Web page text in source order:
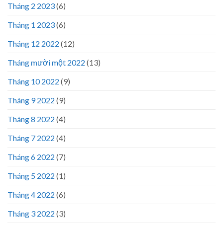
Tháng 2 2023(6)
Tháng 1 2023(6)
Tháng 12 2022 (12)
Tháng mười một 2022 (13)
Tháng 10 2022 (9)
Tháng 9 2022 (9)
Tháng 8 2022 (4)
Tháng 7 2022 (4)
Tháng 6 2022 (7)
Tháng 5 2022 (1)
Tháng 4 2022 (6)
Tháng 3 2022 (3)